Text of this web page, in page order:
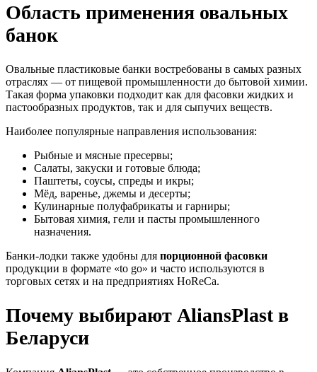
Область применения овальных
банок
Овальные пластиковые банки востребованы в самых разных
отраслях — от пищевой промышленности до бытовой химии.
Такая форма упаковки подходит как для фасовки жидких и
пастообразных продуктов, так и для сыпучих веществ.
Наиболее популярные направления использования:
Рыбные и мясные пресервы;
Салаты, закуски и готовые блюда;
Паштеты, соусы, спреды и икры;
Мёд, варенье, джемы и десерты;
Кулинарные полуфабрикаты и гарниры;
Бытовая химия, гели и пасты промышленного
назначения.
Банки-лодки также удобны для порционной фасовки
продукции в формате «to go» и часто используются в
торговых сетях и на предприятиях HoReCa.
Почему выбирают AliansPlast в
Беларуси